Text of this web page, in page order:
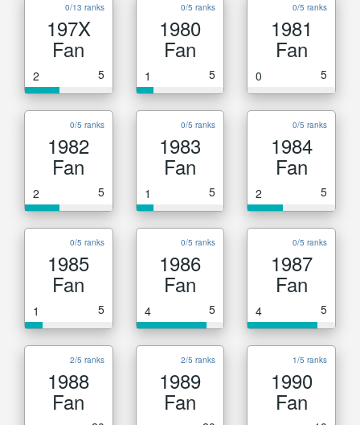
0/13 ranks
197X
Fan
2 5
0/5 ranks
1980
Fan
1 5
0/5 ranks
1981
Fan
0 5
0/5 ranks
1982
Fan
2 5
0/5 ranks
1983
Fan
1 5
0/5 ranks
1984
Fan
2 5
0/5 ranks
1985
Fan
1 5
0/5 ranks
1986
Fan
4 5
0/5 ranks
1987
Fan
4 5
2/5 ranks
1988
Fan
2/5 ranks
1989
Fan
1/5 ranks
1990
Fan